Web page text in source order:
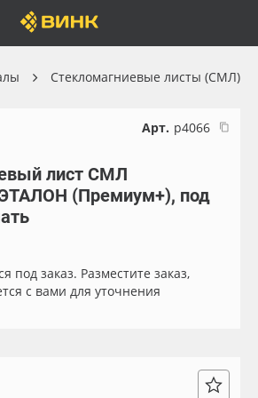
Стекломагниевые листы (СМЛ)
Арт. р4066
лист СМЛ
(Премиум+), под
под заказ. Разместите заказ,
с вами для уточнения